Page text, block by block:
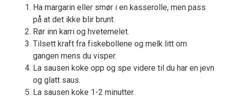
Ha margarin eller smør i en kasserolle, men pass
på at det ikke blir brunt.
Rør inn karri og hvetemelet.
Tilsett kraft fra fiskebollene og melk litt om
gangen mens du visper.
La sausen koke opp og spe videre til du har en jevn
og glatt saus.
La sausen koke 1-2 minutter.